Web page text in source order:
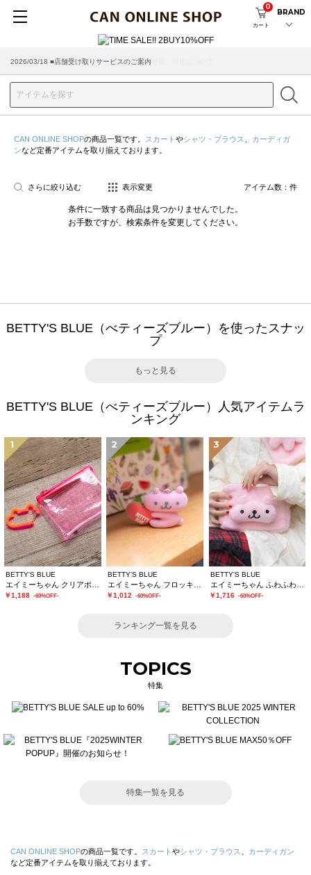
カート
0
BRAND
2026/03/18 ■店舗受け取りサービスのご案内
CAN ONLINE SHOPの商品一覧です。 スカート やシャツ・ブラウス
カーディガ
ンなど定番アイテムを取り揃えております。
さらに絞り込む 表示変更 アイテム数： 件
条件に一致する商品は見つかりませんでした。
お手数ですが、検索条件を変更してください。
BETTY'S BLUE（べティーズブルー）を使ったスナッ
プ
もっと見る
BETTY'S BLUE（べティーズブルー）人気アイテムラ
ンキング
1
BETTY'S BLUE
￥1,188 -60%OFF-
2
BETTY'S BLUE
￥1,012 -60%OFF-
3
BETTY'S BLUE
エイミーちゃん ふわふわショルダーバッグ
￥1,716 -60%OFF-
ランキング一覧を見る
TOPICS
特集
特集一覧を見る
CAN ONLINE SHOPの商品一覧です。 スカート やシャツ・ブラウス
カーディガン
など定番アイテムを取り揃えております。